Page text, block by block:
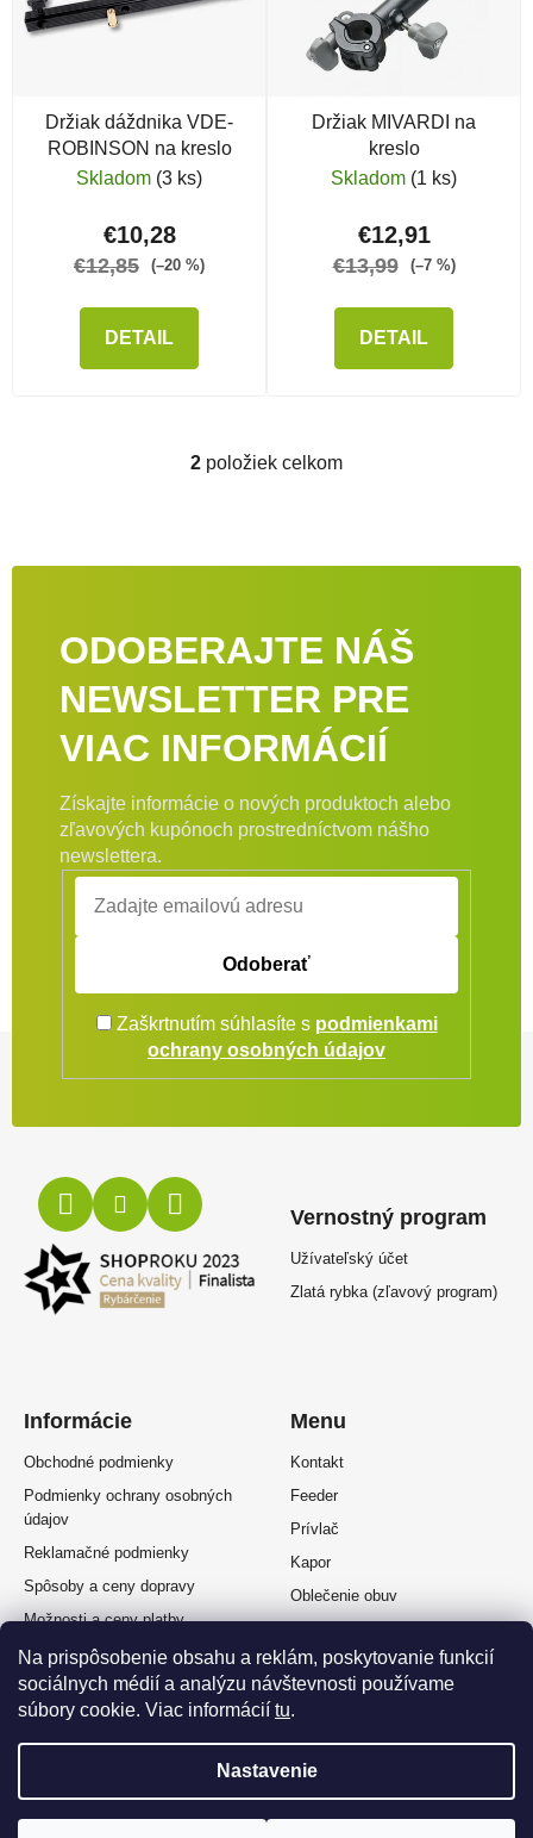
Na prispôsobenie obsahu a reklám, poskytovanie funkcií
sociálnych médií a analýzu návštevnosti používame
súbory cookie. Viac informácií tu.
Nastavenie
Držiak dáždnika VDE-
ROBINSON na kreslo
Skladom (3 ks)
€10,28
€12,85 (–20 %)
DETAIL
Držiak MIVARDI na
kreslo
Skladom (1 ks)
€12,91
€13,99 (–7 %)
DETAIL
Ovládacie prvky výpisu
2 položiek celkom
ODOBERAJTE NÁŠ
NEWSLETTER PRE
VIAC INFORMÁCIÍ
Získajte informácie o nových produktoch alebo
zľavových kupónoch prostredníctvom nášho
newslettera.
Odoberať
Zaškrtnutím súhlasíte s podmienkami
ochrany osobných údajov
Informácie
Obchodné podmienky
Podmienky ochrany osobných
údajov
Reklamačné podmienky
Spôsoby a ceny dopravy
Možnosti a ceny platby
Splátkový predaj
Odstúpenie od zmluvy
Vernostný program
Užívateľský účet
Zlatá rybka (zľavový program)
Menu
Kontakt
Feeder
Prívlač
Kapor
Oblečenie obuv
Muškárina
Vytvoril Shoptet Premium